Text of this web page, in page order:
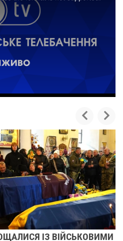
ІЗ ВІЙСЬКОВИМИ